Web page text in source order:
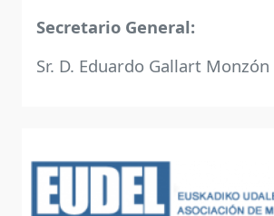
Secretario General:
Sr. D. Eduardo Gallart Monzón